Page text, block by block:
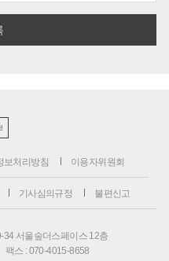
보처리방침 이용자위원회
기사심의규정 불편신고
서울숲더스페이스 12층
팩스 : 070-4015-8658